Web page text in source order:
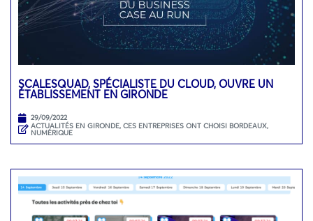
SCALESQUAD, SPÉCIALISTE DU CLOUD, OUVRE UN
ÉTABLISSEMENT EN GIRONDE
29/09/2022
ACTUALITÉS EN GIRONDE, CES ENTREPRISES ONT CHOISI BORDEAUX,
NUMÉRIQUE